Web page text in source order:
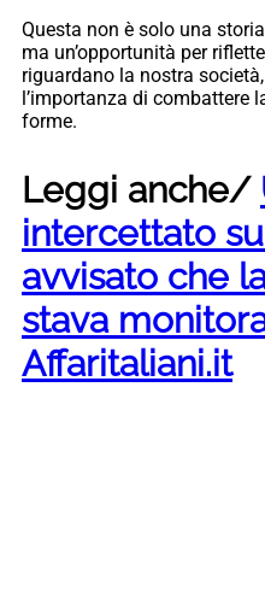
Questa non è solo una
ma un’opportunità per
riguardano la nostra
l’importanza di combattere
forme.
Leggi anche/
intercettato
avvisato che
stava
Affaritaliani.it